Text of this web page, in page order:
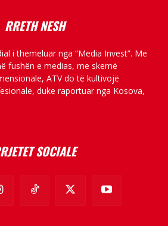
RRETH NESH
i themeluar nga “Media Invest”. Me
fushën e medias, me skemë
ATV do të kultivojë
duke raportuar nga Kosova,
SOCIALE